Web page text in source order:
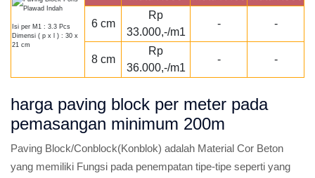
Isi per M1 : 3.3 Pcs
Dimensi ( p x l ) : 30 x
21 cm
6 cm
Rp
33.000,-/m1
- -
8 cm
Rp
36.000,-/m1
- -
harga paving block per meter pada
pemasangan minimum 200m
Paving Block/Conblock(Konblok) adalah Material Cor Beton
yang memiliki Fungsi pada penempatan tipe-tipe seperti yang